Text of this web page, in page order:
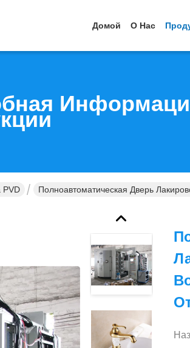
Домой О Нас
PVD Полноавтоматическая Дверь